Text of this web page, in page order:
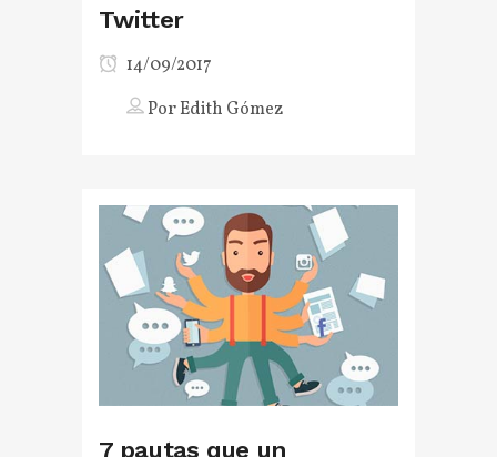
Twitter
14/09/2017
PorEdith Gómez
7 pautas que un